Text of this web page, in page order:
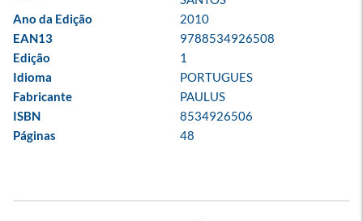
Ano da Edição
2010
EAN13
9788534926508
Edição
1
Idioma
PORTUGUES
Fabricante
PAULUS
ISBN
8534926506
Páginas
48